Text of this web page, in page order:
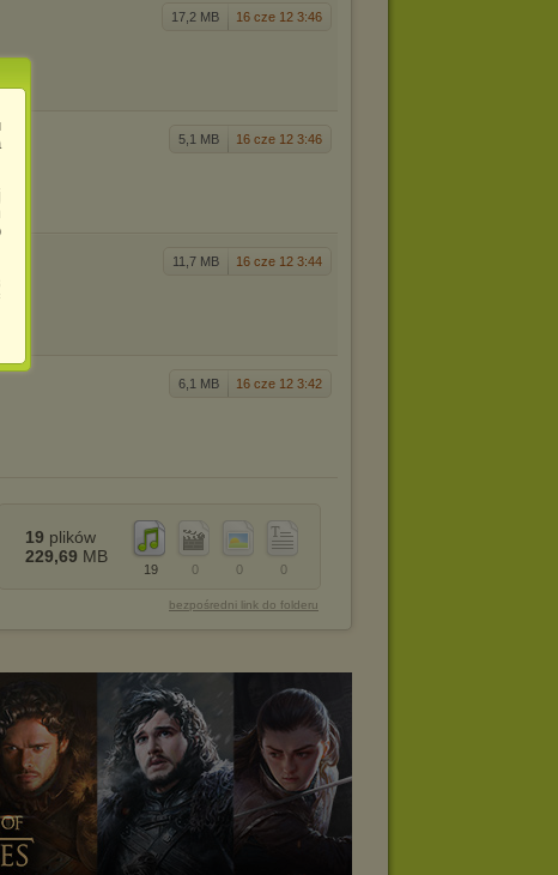
17,2 MB 16 cze 12 3:46
5,1 MB 16 cze 12 3:46
11,7 MB 16 cze 12 3:44
6,1 MB 16 cze 12 3:42
0
0
0
19
19 plików
229,69 MB
bezpośredni link do folderu